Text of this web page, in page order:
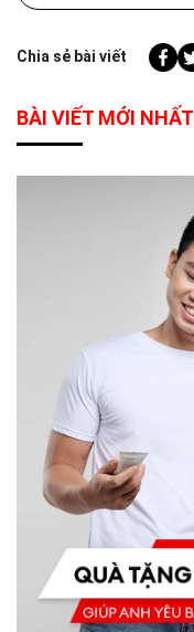
Chia sẻ bài viết
BÀI VIẾT MỚI NHẤT